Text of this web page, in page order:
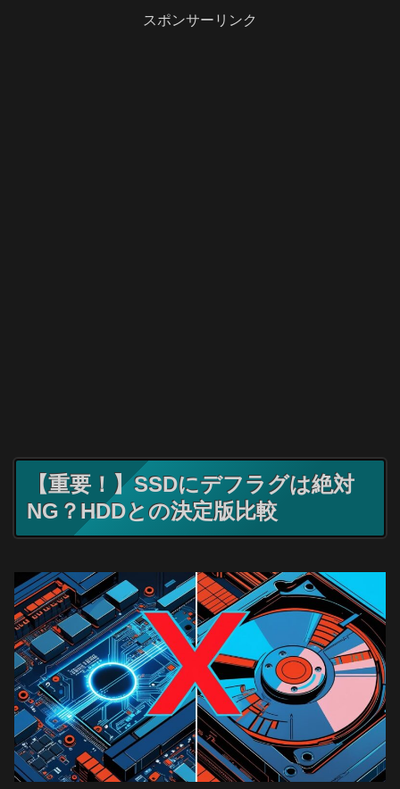
スポンサーリンク
【重要！】SSDにデフラグは絶対
NG？HDDとの決定版比較